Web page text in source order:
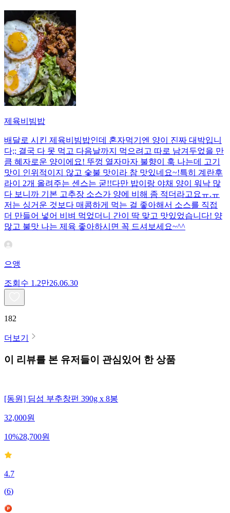
제육비빔밥
배달로 시킨 제육비빔밥인데 혼자먹기엔 양이 진짜 대박입니
다;; 결국 다 못 먹고 다음날까지 먹으려고 따로 남겨두었을 만
큼 혜자로운 양이에요! 뚜껑 열자마자 불향이 훅 나는데 고기
맛이 인위적이지 않고 숯불 맛이라 참 맛있네요~!특히 계란후
라이 2개 올려주는 센스는 굳!! ​다만 밥이랑 야채 양이 워낙 많
다 보니까 기본 고추장 소스가 양에 비해 좀 적더라고요ㅠ.ㅠ
저는 싱거운 것보다 매콤하게 먹는 걸 좋아해서 소스를 직접
더 만들어 넣어 비벼 먹었더니 간이 딱 맞고 맛있었습니다! 양
많고 불맛 나는 제육 좋아하시면 꼭 드셔보세요~^^
으앵
조회수 1.2만26.06.30
182
더보기
이 리뷰를 본 유저들이 관심있어 한 상품
[동원] 딤섬 부추창펀 390g x 8봉
32,000원
10%28,700원
4.7
(6)